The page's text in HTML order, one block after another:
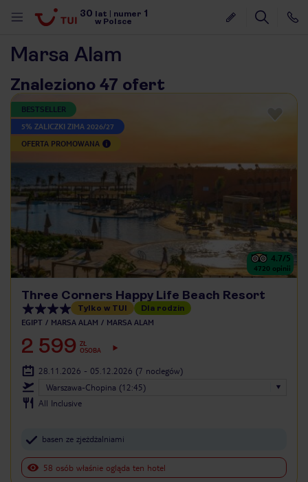
30 lat numer 1
w Polsce
Marsa Alam
Znaleziono 47 ofert
BESTSELLER
5% ZALICZKI ZIMA 2026/27
OFERTA PROMOWANA
4.7/5
4720 opinii
Three Corners Happy Life Beach Resort
Tylko w TUI Dla rodzin
EGIPT MARSA ALAM MARSA ALAM
2 599 ZŁ
OSOBA
28.11.2026 - 05.12.2026 (7 noclegów)
Warszawa-Chopina (12:45)
All Inclusive
basen ze zjeżdżalniami
58 osób właśnie ogląda ten hotel